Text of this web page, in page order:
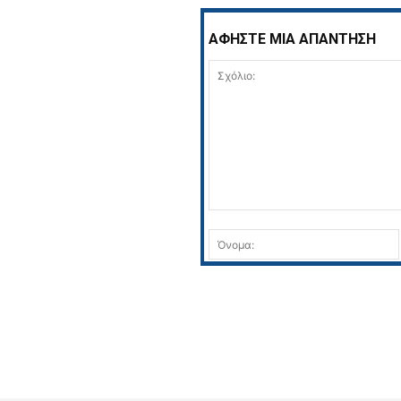
ΑΦΗΣΤΕ ΜΙΑ ΑΠΑΝΤΗΣΗ